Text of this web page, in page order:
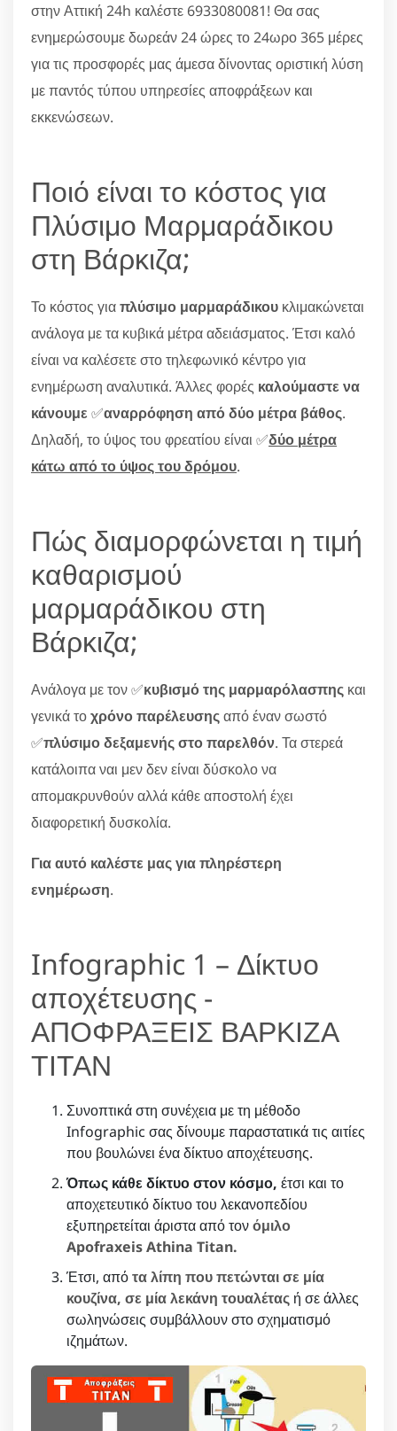
στην Αττική 24h καλέστε 6933080081! Θα σας
ενημερώσουμε δωρεάν 24 ώρες το 24ωρο 365 μέρες
για τις προσφορές μας άμεσα δίνοντας οριστική λύση
με παντός τύπου υπηρεσίες αποφράξεων και
εκκενώσεων.
Ποιό είναι το κόστος για
Πλύσιμο Μαρμαράδικου
στη Βάρκιζα;
Το κόστος γιαπλύσιμο μαρμαράδικου κλιμακώνεται
ανάλογα με τα κυβικά μέτρα αδειάσματος. Έτσι καλό
είναι να καλέσετε στο τηλεφωνικό κέντρο για
ενημέρωση αναλυτικά. Άλλες φορές καλούμαστε να
κάνουμε ✅αναρρόφηση από δύο μέτρα βάθος.
Δηλαδή, το ύψος του φρεατίου είναι ✅δύο μέτρα
κάτω από το ύψος του δρόμου.
Πώς διαμορφώνεται η τιμή
καθαρισμού
μαρμαράδικου στη
Βάρκιζα;
Ανάλογα με τον ✅κυβισμό της μαρμαρόλασπης και
γενικά τοχρόνο παρέλευσηςαπό έναν σωστό
✅πλύσιμο δεξαμενής στο παρελθόν. Τα στερεά
κατάλοιπα ναι μεν δεν είναι δύσκολο να
απομακρυνθούν αλλά κάθε αποστολή έχει
διαφορετική δυσκολία.
Για αυτό καλέστε μας για πληρέστερη
ενημέρωση.
Infographic 1 – Δίκτυο
αποχέτευσης -
ΑΠΟΦΡΑΞΕΙΣ ΒΑΡΚΙΖΑ
ΤΙΤΑΝ
Συνοπτικά στη συνέχεια με τη μέθοδο
Infographic σας δίνουμε παραστατικά τις αιτίες
που βουλώνει ένα δίκτυο αποχέτευσης.
Όπως κάθε δίκτυο στον κόσμο, έτσι και το
αποχετευτικό δίκτυο του λεκανοπεδίου
εξυπηρετείται άριστα από τονόμιλο
Apofraxeis Athina Titan.
Έτσι, απότα λίπη που πετώνται σε μία
κουζίνα, σε μία λεκάνη τουαλέτας ή σε άλλες
σωληνώσεις συμβάλλουν στο σχηματισμό
ιζημάτων.